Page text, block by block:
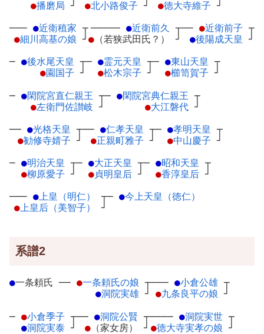
●播磨局 ┘
●北小路俊子 ┘
●徳大寺維子 ┘
─── ●近衛稙家 ┬
●細川高基の娘 ┘
───── ●近衛前久 ┬
● （若狭武田氏？） ┘
── ●近衛前子 ┬
●後陽成天皇 ┘
─ ●後水尾天皇 ┬
●園国子 ┘
─ ●霊元天皇 ┬
●松木宗子 ┘
─ ●東山天皇 ┬
●櫛笥賀子 ┘
─ ●閑院宮直仁親王 ┬
●左衛門佐讃岐 ┘
─ ●閑院宮典仁親王 ┬
●大江磐代 ┘
── ●光格天皇 ┬
●勧修寺婧子 ┘
── ●仁孝天皇 ┬
●正親町雅子 ┘
─ ●孝明天皇 ┬
●中山慶子 ┘
─ ●明治天皇 ┬
●柳原愛子 ┘
─ ●大正天皇 ┬
●貞明皇后 ┘
─ ●昭和天皇 ┬
●香淳皇后 ┘
─── ●上皇（明仁）
┬
●上皇后（美智子） ┘
─ ●今上天皇（徳仁）
系譜2
●一条頼氏 ── ●一条頼氏の娘 ┬
●洞院実雄 ┘
─── ●小倉公雄 ┬
●九条良平の娘 ┘
─ ●小倉季子 ┬
●洞院実泰 ┘
── ●洞院公賢 ┬
● （家女房） ┘
──── ●洞院実世 ┬
●徳大寺実孝の娘 ┘